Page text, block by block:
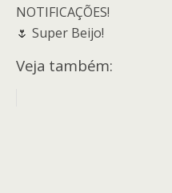
NOTIFICAÇÕES!
🌷 Super Beijo!
Veja também: